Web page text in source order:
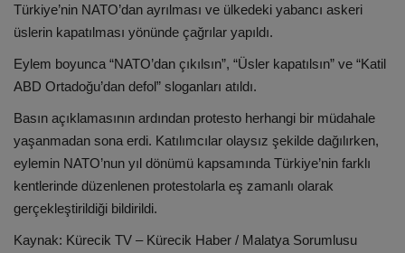
Türkiye’nin NATO’dan ayrılması ve ülkedeki yabancı askeri
üslerin kapatılması yönünde çağrılar yapıldı.
Eylem boyunca “NATO’dan çıkılsın”, “Üsler kapatılsın” ve “Katil
ABD Ortadoğu’dan defol” sloganları atıldı.
Basın açıklamasının ardından protesto herhangi bir müdahale
yaşanmadan sona erdi. Katılımcılar olaysız şekilde dağılırken,
eylemin NATO’nun yıl dönümü kapsamında Türkiye’nin farklı
kentlerinde düzenlenen protestolarla eş zamanlı olarak
gerçekleştirildiği bildirildi.
Kaynak: Kürecik TV – Kürecik Haber / Malatya Sorumlusu